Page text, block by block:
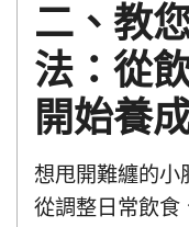
二、教
法：從
開始養
想甩開難纏的小
從調整日常飲食